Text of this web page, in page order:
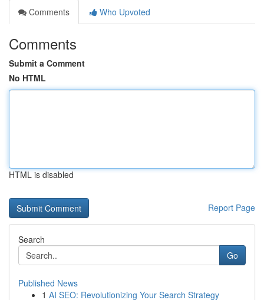
Comments
Who Upvoted
Comments
Submit a Comment
No HTML
HTML is disabled
Report Page
Search
Go
Published News
1 AI SEO: Revolutionizing Your Search Strategy